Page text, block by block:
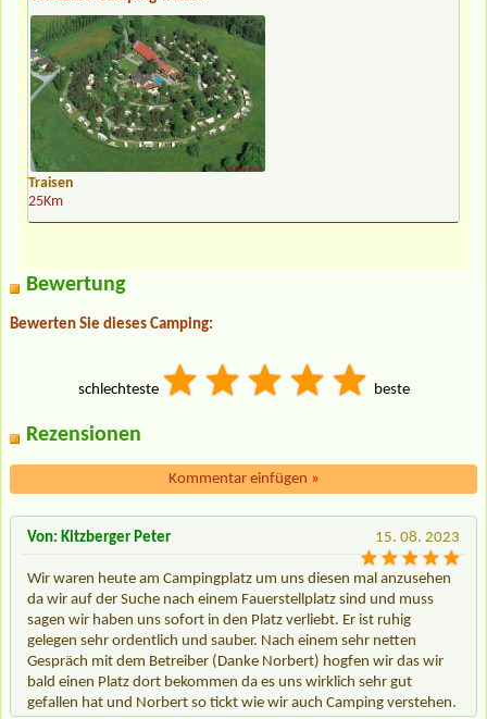
Traisen
25Km
Bewertung
Bewerten Sie dieses Camping:
schlechteste beste
Rezensionen
Kommentar einfügen »
15. 08. 2023
Von: Kitzberger Peter
Wir waren heute am Campingplatz um uns diesen mal anzusehen
da wir auf der Suche nach einem Fauerstellplatz sind und muss
sagen wir haben uns sofort in den Platz verliebt. Er ist ruhig
gelegen sehr ordentlich und sauber. Nach einem sehr netten
Gespräch mit dem Betreiber (Danke Norbert) hogfen wir das wir
bald einen Platz dort bekommen da es uns wirklich sehr gut
gefallen hat und Norbert so tickt wie wir auch Camping verstehen.